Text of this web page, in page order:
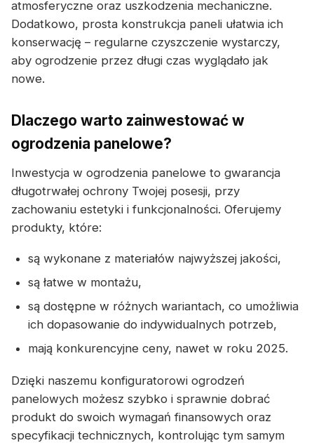
atmosferyczne oraz uszkodzenia mechaniczne.
Dodatkowo, prosta konstrukcja paneli ułatwia ich
konserwację – regularne czyszczenie wystarczy,
aby ogrodzenie przez długi czas wyglądało jak
nowe.
Dlaczego warto zainwestować w
ogrodzenia panelowe?
Inwestycja w ogrodzenia panelowe to gwarancja
długotrwałej ochrony Twojej posesji, przy
zachowaniu estetyki i funkcjonalności. Oferujemy
produkty, które:
są wykonane z materiałów najwyższej jakości,
są łatwe w montażu,
są dostępne w różnych wariantach, co umożliwia
ich dopasowanie do indywidualnych potrzeb,
mają konkurencyjne ceny, nawet w roku 2025.
Dzięki naszemu konfiguratorowi ogrodzeń
panelowych możesz szybko i sprawnie dobrać
produkt do swoich wymagań finansowych oraz
specyfikacji technicznych, kontrolując tym samym